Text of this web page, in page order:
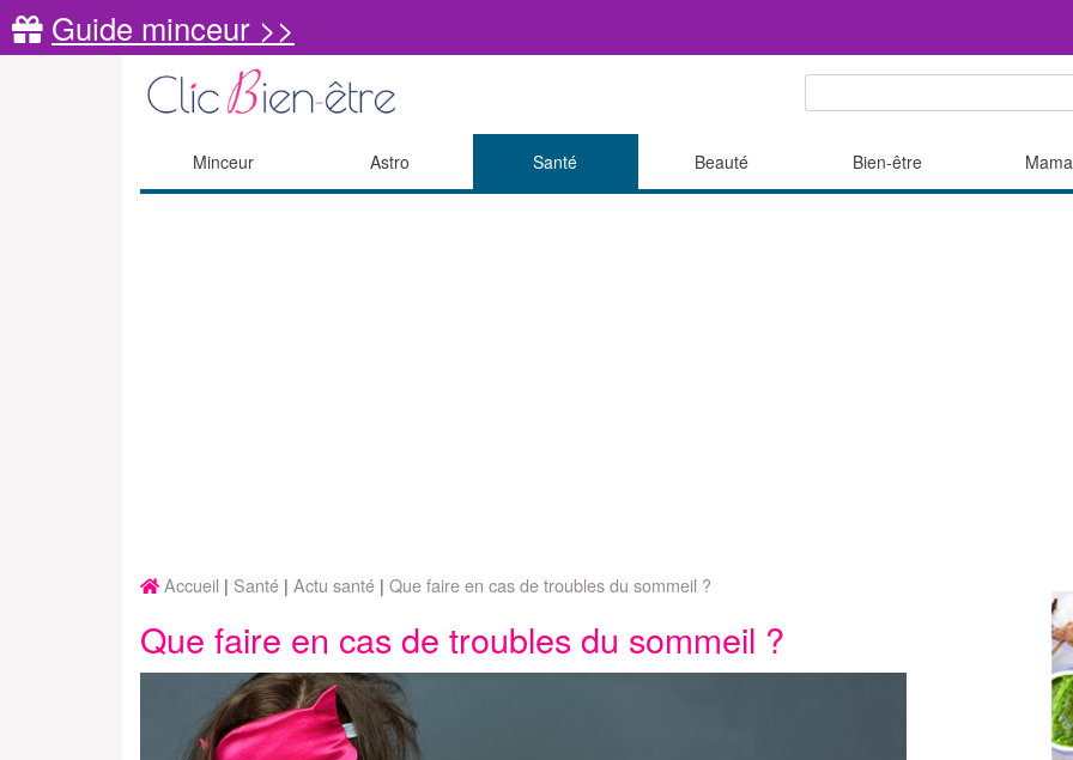
Guide minceur >>
Minceur Astro Santé Beauté Bien-être
Accueil Santé Actu santé Que faire en cas de troubles du sommeil ?
Que faire en cas de troubles du sommeil ?